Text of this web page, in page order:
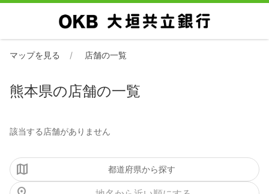
マップを見る 店舗の一覧
熊本県の店舗の一覧
該当する店舗がありません
都道府県から探す